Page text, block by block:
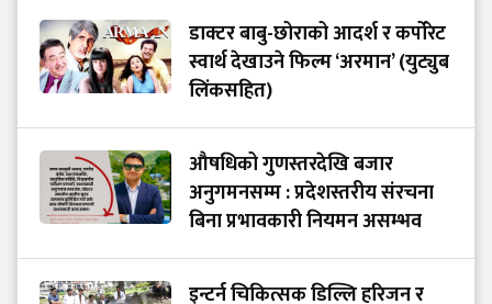
डाक्टर बाबु-छोराको आदर्श र कर्पोरेट
स्वार्थ देखाउने फिल्म ‘अरमान’ (युट्युब
लिंकसहित)
औषधिको गुणस्तरदेखि बजार
अनुगमनसम्म : प्रदेशस्तरीय संरचना
बिना प्रभावकारी नियमन असम्भव
इन्टर्न चिकित्सक डिल्लि हरिजन र